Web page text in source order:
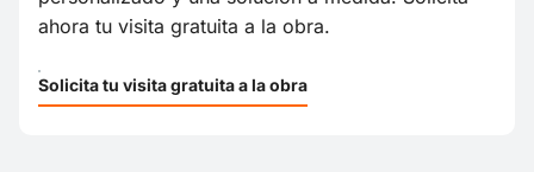
ahora tu visita gratuita a la obra.
Solicita tu visita gratuita a la obra